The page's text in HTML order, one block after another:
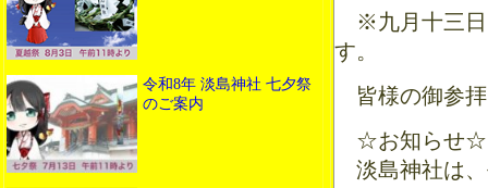
令和8年 淡島神社 七夕祭
のご案内
※九月十三日
す。
皆様の御参拝
☆お知らせ☆
淡島神社は、